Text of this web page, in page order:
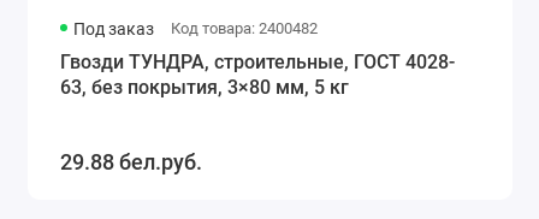
Под заказ Код товара: 2400482
Гвозди ТУНДРА, строительные, ГОСТ 4028-
63, без покрытия, 3×80 мм, 5 кг
29.88 бел.руб.